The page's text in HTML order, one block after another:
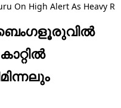
On High Alert As Heavy
ബെംഗളൂരുവില്‍